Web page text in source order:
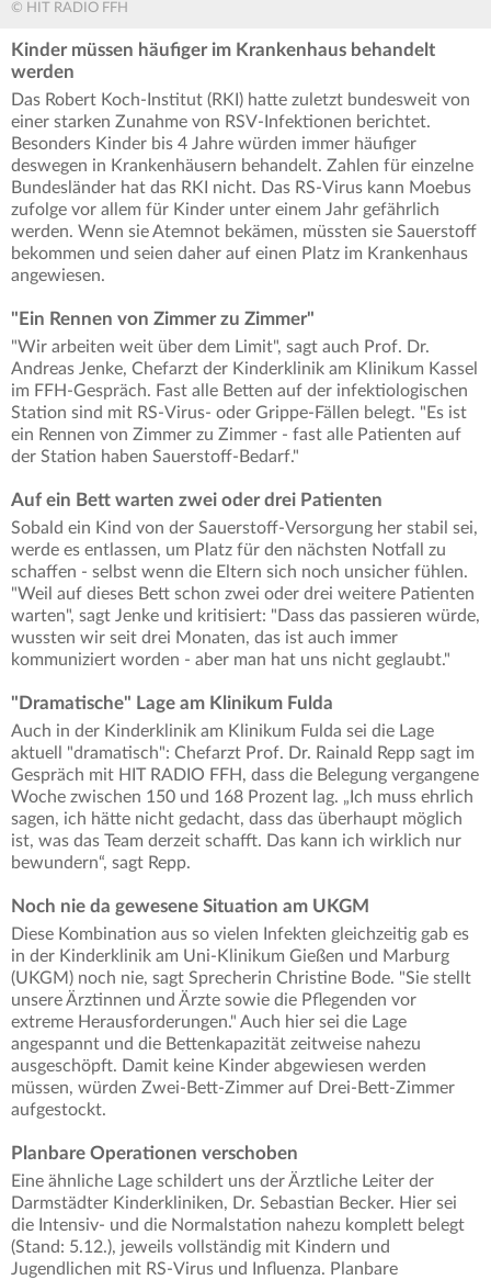
© HIT RADIO FFH
Kinder müssen häufiger im Krankenhaus behandelt
werden
Das Robert Koch-Institut (RKI) hatte zuletzt bundesweit von
einer starken Zunahme von RSV-Infektionen berichtet.
Besonders Kinder bis 4 Jahre würden immer häufiger
deswegen in Krankenhäusern behandelt. Zahlen für einzelne
Bundesländer hat das RKI nicht. Das RS-Virus kann Moebus
zufolge vor allem für Kinder unter einem Jahr gefährlich
werden. Wenn sie Atemnot bekämen, müssten sie Sauerstoff
bekommen und seien daher auf einen Platz im Krankenhaus
angewiesen.
"Ein Rennen von Zimmer zu Zimmer"
"Wir arbeiten weit über dem Limit", sagt auch Prof. Dr.
Andreas Jenke, Chefarzt der Kinderklinik am Klinikum Kassel
im FFH-Gespräch. Fast alle Betten auf der infektiologischen
Station sind mit RS-Virus- oder Grippe-Fällen belegt. "Es ist
ein Rennen von Zimmer zu Zimmer - fast alle Patienten auf
der Station haben Sauerstoff-Bedarf."
Auf ein Bett warten zwei oder drei Patienten
Sobald ein Kind von der Sauerstoff-Versorgung her stabil sei,
werde es entlassen, um Platz für den nächsten Notfall zu
schaffen - selbst wenn die Eltern sich noch unsicher fühlen.
"Weil auf dieses Bett schon zwei oder drei weitere Patienten
warten", sagt Jenke und kritisiert: "Dass das passieren würde,
wussten wir seit drei Monaten, das ist auch immer
kommuniziert worden - aber man hat uns nicht geglaubt."
"Dramatische" Lage am Klinikum Fulda
Auch in der Kinderklinik am Klinikum Fulda sei die Lage
aktuell "dramatisch": Chefarzt Prof. Dr. Rainald Repp sagt im
Gespräch mit HIT RADIO FFH, dass die Belegung vergangene
Woche zwischen 150 und 168 Prozent lag. „Ich muss ehrlich
sagen, ich hätte nicht gedacht, dass das überhaupt möglich
ist, was das Team derzeit schafft. Das kann ich wirklich nur
bewundern“, sagt Repp.
Noch nie da gewesene Situation am UKGM
Diese Kombination aus so vielen Infekten gleichzeitig gab es
in der Kinderklinik am Uni-Klinikum Gießen und Marburg
(UKGM) noch nie, sagt Sprecherin Christine Bode. "Sie stellt
unsere Ärztinnen und Ärzte sowie die Pflegenden vor
extreme Herausforderungen." Auch hier sei die Lage
angespannt und die Bettenkapazität zeitweise nahezu
ausgeschöpft. Damit keine Kinder abgewiesen werden
müssen, würden Zwei-Bett-Zimmer auf Drei-Bett-Zimmer
aufgestockt.
Planbare Operationen verschoben
Eine ähnliche Lage schildert uns der Ärztliche Leiter der
Darmstädter Kinderkliniken, Dr. Sebastian Becker. Hier sei
die Intensiv- und die Normalstation nahezu komplett belegt
(Stand: 5.12.), jeweils vollständig mit Kindern und
Jugendlichen mit RS-Virus und Influenza. Planbare